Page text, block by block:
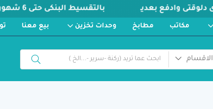
مكاتب مطابخ وحدات تخزين بيع معنا
الاقسام